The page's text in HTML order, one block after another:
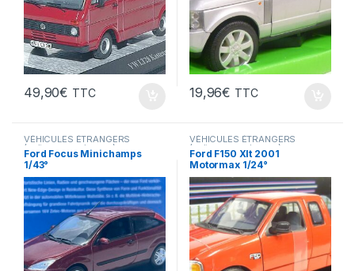
49,90€ TTC 19,96€ TTC
VÉHICULES ÉTRANGERS
(voitures,camions ...)
Ford Focus Minichamps
1/43°
VÉHICULES ÉTRANGERS
(voitures,camions ...)
Ford F150 Xlt 2001
Motormax 1/24°